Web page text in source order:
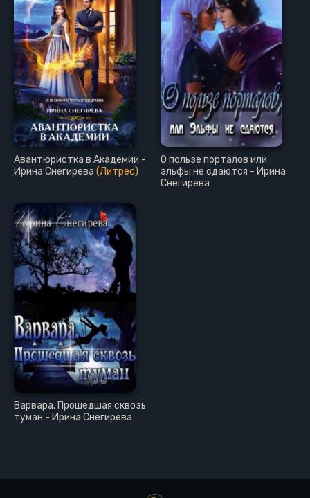
Авантюристка в Академии -
Ирина Снегирева (Литрес)
О пользе порталов или
эльфы не сдаются - Ирина
Снегирева
Варвара. Прошедшая сквозь
туман - Ирина Снегирева